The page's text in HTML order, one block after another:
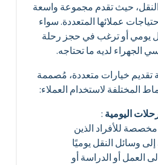
النقل، حيث تقدم مجموعة واسعة
عملائها المتعددة. سواء
يومي أو ترغب في حجز رحلة
الجهراء لديه ما تحتاجه.
تقديم خيارات متعددة، مُصممة
المختلفة لاستخدام العملاء:
اليومية:
للأفراد الذين
وسائل النقل يوميًا
العمل أو الدراسة أو